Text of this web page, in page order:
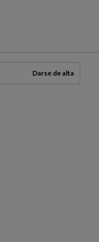
Darse de alta